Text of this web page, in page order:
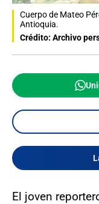
Cuerpo de Mateo
Antioquia.
Crédito: Archivo
El joven